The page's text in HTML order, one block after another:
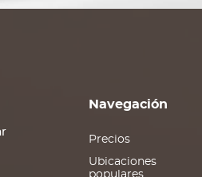
Navegación
Precios
Ubicaciones
populares